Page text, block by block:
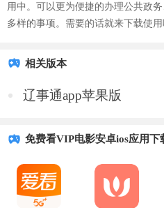
用中。可以更为便捷的办理公共政
多样的事项。需要的话就来下载使用
相关版本
辽事通app苹果版
免费看VIP电影安卓ios应用下